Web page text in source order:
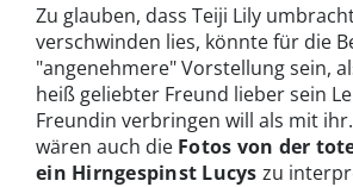
Zu glauben, dass Teiji Lily
verschwinden lies, könnte für die
"angenehmere" Vorstellung sein,
heiß geliebter Freund lieber sein
Freundin verbringen will als mit
wären auch die Fotos von der
ein Hirngespinst Lucys zu